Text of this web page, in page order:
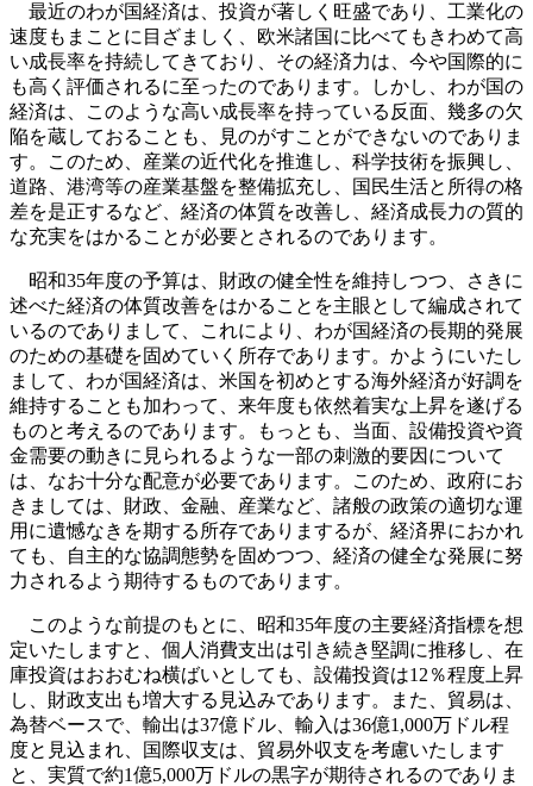
最近のわが国経済は、投資が著しく旺盛であり、工業化の
速度もまことに目ざましく、欧米諸国に比べてもきわめて高
い成長率を持続してきており、その経済力は、今や国際的に
も高く評価されるに至ったのであります。しかし、わが国の
経済は、このような高い成長率を持っている反面、幾多の欠
陥を蔵しておることも、見のがすことができないのでありま
す。このため、産業の近代化を推進し、科学技術を振興し、
道路、港湾等の産業基盤を整備拡充し、国民生活と所得の格
差を是正するなど、経済の体質を改善し、経済成長力の質的
な充実をはかることが必要とされるのであります。
昭和35年度の予算は、財政の健全性を維持しつつ、さきに
述べた経済の体質改善をはかることを主眼として編成されて
いるのでありまして、これにより、わが国経済の長期的発展
のための基礎を固めていく所存であります。かようにいたし
まして、わが国経済は、米国を初めとする海外経済が好調を
維持することも加わって、来年度も依然着実な上昇を遂げる
ものと考えるのであります。もっとも、当面、設備投資や資
金需要の動きに見られるような一部の刺激的要因について
は、なお十分な配意が必要であります。このため、政府にお
きましては、財政、金融、産業など、諸般の政策の適切な運
用に遺憾なきを期する所存でありまするが、経済界におかれ
ても、自主的な協調態勢を固めつつ、経済の健全な発展に努
力されるよう期待するものであります。
このような前提のもとに、昭和35年度の主要経済指標を想
定いたしますと、個人消費支出は引き続き堅調に推移し、在
庫投資はおおむね横ばいとしても、設備投資は12％程度上昇
し、財政支出も増大する見込みであります。また、貿易は、
為替ベースで、輸出は37億ドル、輸入は36億1,000万ドル程
度と見込まれ、国際収支は、貿易外収支を考慮いたします
と、実質で約1億5,000万ドルの黒字が期待されるのでありま